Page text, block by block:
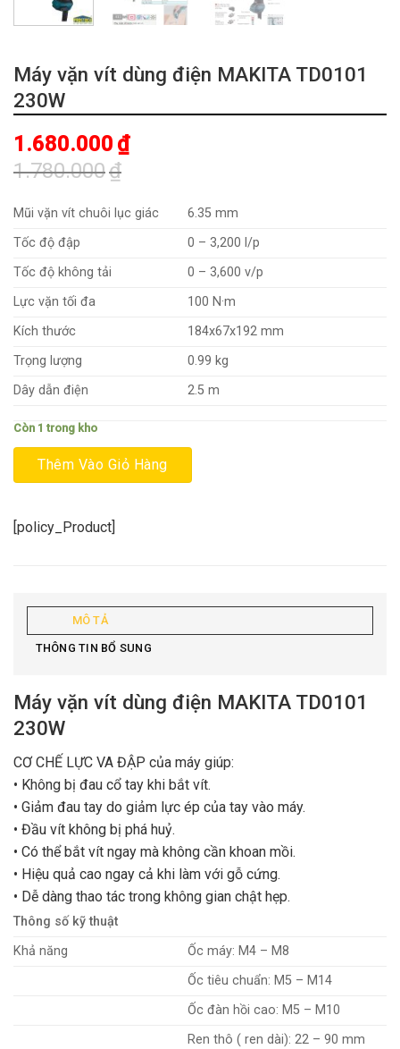
Máy vặn vít dùng điện MAKITA TD0101
230W
1.780.000₫
gốc
là:
1.780.000₫.
1.680.000 ₫
hiện
tại
là:
1.680.000₫.
Mũi vặn vít chuôi lục giác
6.35 mm
Tốc độ đập
0 – 3,200 l/p
Tốc độ không tải
0 – 3,600 v/p
Lực vặn tối đa
100 N·m
Kích thước
184x67x192 mm
Trọng lượng
0.99 kg
Dây dẫn điện
2.5 m
Còn 1 trong kho
Thêm Vào Giỏ Hàng
[policy_Product]
MÔ TẢ
THÔNG TIN BỔ SUNG
Máy vặn vít dùng điện MAKITA TD0101
230W
CƠ CHẾ LỰC VA ĐẬP của máy giúp:
• Không bị đau cổ tay khi bắt vít.
• Giảm đau tay do giảm lực ép của tay vào máy.
• Đầu vít không bị phá huỷ.
• Có thể bắt vít ngay mà không cần khoan mồi.
• Hiệu quả cao ngay cả khi làm với gỗ cứng.
• Dễ dàng thao tác trong không gian chật hẹp.
Thông số kỹ thuật
Khả năng
Ốc máy: M4 – M8
Ốc tiêu chuẩn: M5 – M14
Ốc đàn hồi cao: M5 – M10
Ren thô ( ren dài): 22 – 90 mm